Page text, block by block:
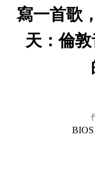
寫一首歌
天：倫